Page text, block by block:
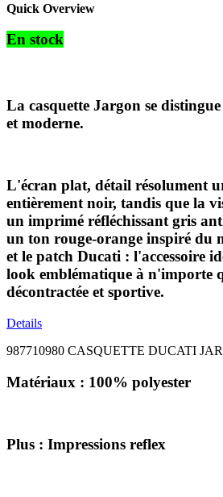
Quick Overview
En stock
La casquette Jargon se
et moderne.
L'écran plat, détail résolument
entièrement noir, tandis que la
un imprimé réfléchissant gris
un ton rouge-orange inspiré du
et le patch Ducati : l'accessoire
look emblématique à n'importe
décontractée et sportive.
Details
987710980 CASQUETTE DUCATI
Matériaux : 100% polyester
Plus : Impressions reflex